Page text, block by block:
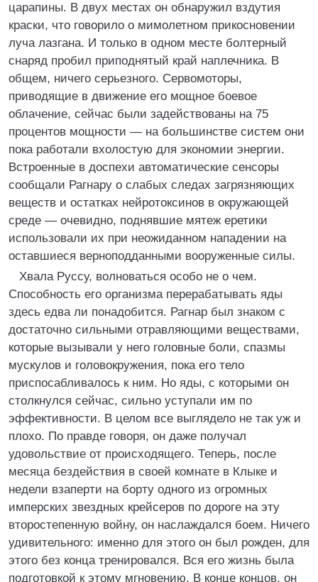
царапины. В двух местах он обнаружил вздутия
краски, что говорило о мимолетном прикосновении
луча лазгана. И только в одном месте болтерный
снаряд пробил приподнятый край наплечника. В
общем, ничего серьезного. Сервомоторы,
приводящие в движение его мощное боевое
облачение, сейчас были задействованы на 75
процентов мощности — на большинстве систем они
пока работали вхолостую для экономии энергии.
Встроенные в доспехи автоматические сенсоры
сообщали Рагнару о слабых следах загрязняющих
веществ и остатках нейротоксинов в окружающей
среде — очевидно, поднявшие мятеж еретики
использовали их при неожиданном нападении на
оставшиеся верноподданными вооруженные силы.
Хвала Руссу, волноваться особо не о чем.
Способность его организма перерабатывать яды
здесь едва ли понадобится. Рагнар был знаком с
достаточно сильными отравляющими веществами,
которые вызывали у него головные боли, спазмы
мускулов и головокружения, пока его тело
приспосабливалось к ним. Но яды, с которыми он
столкнулся сейчас, сильно уступали им по
эффективности. В целом все выглядело не так уж и
плохо. По правде говоря, он даже получал
удовольствие от происходящего. Теперь, после
месяца бездействия в своей комнате в Клыке и
недели взаперти на борту одного из огромных
имперских звездных крейсеров по дороге на эту
второстепенную войну, он наслаждался боем. Ничего
удивительного: именно для этого он был рожден, для
этого без конца тренировался. Вся его жизнь была
подготовкой к этому мгновению. В конце концов, он